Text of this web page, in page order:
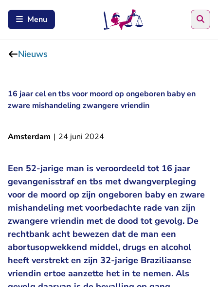
Menu
Nieuws
16 jaar cel en tbs voor moord op ongeboren baby en
zware mishandeling zwangere vriendin
Amsterdam | 24 juni 2024
Een 52-jarige man is veroordeeld tot 16 jaar
gevangenisstraf en tbs met dwangverpleging
voor de moord op zijn ongeboren baby en zware
mishandeling met voorbedachte rade van zijn
zwangere vriendin met de dood tot gevolg. De
rechtbank acht bewezen dat de man een
abortusopwekkend middel, drugs en alcohol
heeft verstrekt en zijn 32-jarige Braziliaanse
vriendin ertoe aanzette het in te nemen. Als